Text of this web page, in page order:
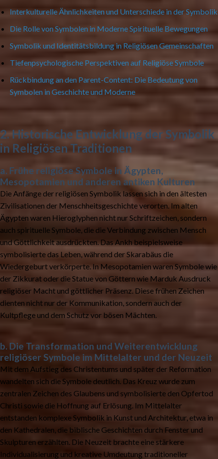
Interkulturelle Ähnlichkeiten und Unterschiede in der Symbolik
Die Rolle von Symbolen in Moderne Spirituelle Bewegungen
Symbolik und Identitätsbildung in Religiösen Gemeinschaften
Tiefenpsychologische Perspektiven auf Religiöse Symbole
Rückbindung an den Parent-Content: Die Bedeutung von
Symbolen in Geschichte und Moderne
2. Historische Entwicklung der Symbolik
in Religiösen Traditionen
a. Frühe religiöse Symbole in Ägypten,
Mesopotamien und anderen antiken Kulturen
Die Anfänge der religiösen Symbolik lassen sich in den ältesten
Zivilisationen der Menschheitsgeschichte verorten. Im alten
Ägypten waren Hieroglyphen nicht nur Schriftzeichen, sondern
auch spirituelle Symbole, die die Verbindung zwischen Mensch
und Göttlichkeit ausdrückten. Das Ankh beispielsweise
symbolisierte das Leben, während der Skarabäus die
Wiedergeburt verkörperte. In Mesopotamien waren Symbole wie
der Zikkurat oder die Statue von Göttern wie Marduk Ausdruck
religiöser Macht und göttlicher Präsenz. Diese frühen Zeichen
dienten nicht nur der Kommunikation, sondern auch der
Kultpflege und dem Schutz vor bösen Mächten.
b. Die Transformation und Weiterentwicklung
religiöser Symbole im Mittelalter und der Neuzeit
Mit dem Aufstieg des Christentums und später der Reformation
wandelten sich die Symbole deutlich. Das Kreuz wurde zum
zentralen Zeichen des Glaubens und symbolisierte den Opfertod
Christi sowie die Hoffnung auf Erlösung. Im Mittelalter
entstanden komplexe Symbolik in Kunst und Architektur, etwa in
den Kathedralen, die biblische Geschichten durch Fenster und
Skulpturen erzählten. Die Neuzeit brachte eine stärkere
Individualisierung und kreative Umdeutung traditioneller